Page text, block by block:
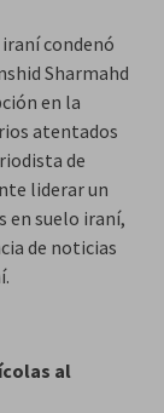
condenó
Sharmahd
en la
atentados
de
liderar un
en suelo iraní,
de noticias
al